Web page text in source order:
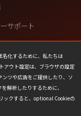
化するために、私たちは
アウト設定は、ブラウザの設定
ツや広告をご提供したり、ソ
解析したりするために、
ックすると、optional Cookieの
サポート
販売や共有を許可し
ース
せ